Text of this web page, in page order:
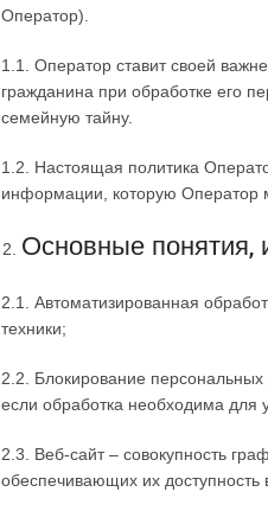
Оператор).
1.1. Оператор ставит своей
гражданина при обработке его
семейную тайну.
1.2. Настоящая политика
информации, которую Оператор
Основные понятия,
2.1. Автоматизированная
техники;
2.2. Блокирование
если обработка необходима для
2.3. Веб-сайт – совокупность
обеспечивающих их доступность